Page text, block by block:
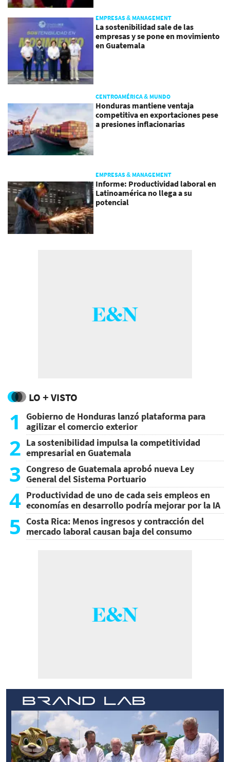
EMPRESAS & MANAGEMENT
La sostenibilidad sale de las
empresas y se pone en movimiento
en Guatemala
CENTROAMÉRICA & MUNDO
Honduras mantiene ventaja
competitiva en exportaciones pese
a presiones inflacionarias
EMPRESAS & MANAGEMENT
Informe: Productividad laboral en
Latinoamérica no llega a su
potencial
LO + VISTO
1
Gobierno de Honduras lanzó plataforma para
agilizar el comercio exterior
2 La sostenibilidad impulsa la competitividad
empresarial en Guatemala
3 Congreso de Guatemala aprobó nueva Ley
General del Sistema Portuario
4 Productividad de uno de cada seis empleos en
economías en desarrollo podría mejorar por la IA
5 Costa Rica: Menos ingresos y contracción del
mercado laboral causan baja del consumo